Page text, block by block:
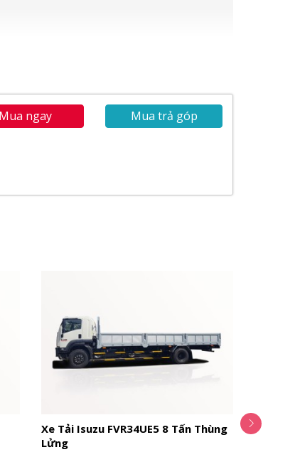
kiệm nhiên liệu cao và tăng độ bền xe
Tất cả các bộ phận cấu tạo bên ngoài
Mua ngay Mua trả góp
Xe Tải Isuzu FVR34UE5 8 Tấn Thùng
Lửng
Xe Tải